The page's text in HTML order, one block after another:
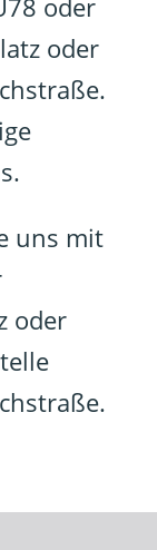
oder
oder
uns mit
oder